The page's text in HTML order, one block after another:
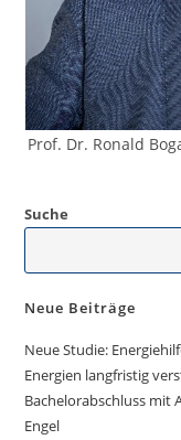
Prof. Dr. Ronald
Suche
Neue Beiträge
Neue Studie:
Energien langfristig
Bachelorabschluss mit
Engel